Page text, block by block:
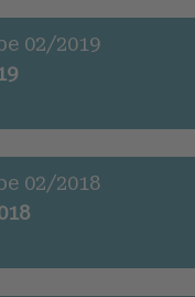
02/2019
02/2018